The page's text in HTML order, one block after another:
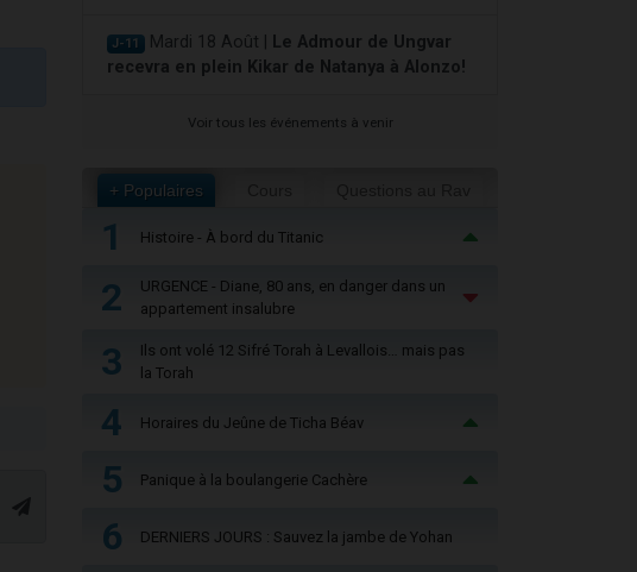
J-11 Mardi 18 Août |
Le Admour de Ungvar
recevra en plein Kikar de Natanya à Alonzo!
Voir tous les événements à venir
+ Populaires
1 Histoire - À bord du Titanic
2
URGENCE - Diane, 80 ans, en danger dans un
appartement insalubre
3
Ils ont volé 12 Sifré Torah à Levallois… mais pas
la Torah
4 Horaires du Jeûne de Ticha Béav
5 Panique à la boulangerie Cachère
6 DERNIERS JOURS : Sauvez la jambe de Yohan